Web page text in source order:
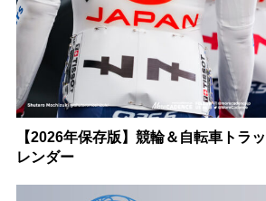
【2026年保存版】競輪＆自転車トラ
レンダー